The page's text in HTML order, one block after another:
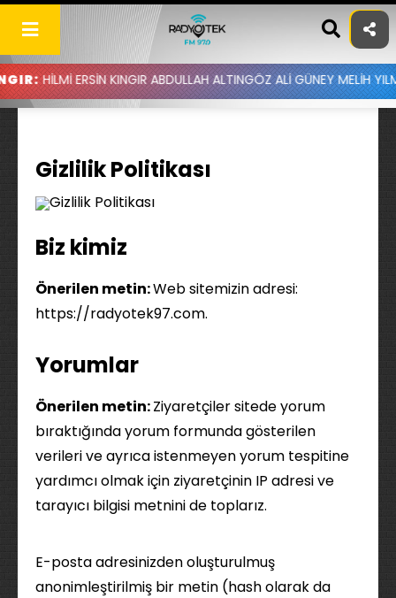
Skip
content
ERSİN KINGIR ABDULLAH ALTINGÖZ ALİ GÜNEY MELİH YILMAZ
Gizlilik Politikası
Biz kimiz
Önerilen metin:Web sitemizin adresi:
https://radyotek97.com.
Yorumlar
Önerilen metin:Ziyaretçiler sitede yorum
bıraktığında yorum formunda gösterilen
verileri ve ayrıca istenmeyen yorum tespitine
yardımcı olmak için ziyaretçinin IP adresi ve
tarayıcı bilgisi metnini de toplarız.
E-posta adresinizden oluşturulmuş
anonimleştirilmiş bir metin (hash olarak da